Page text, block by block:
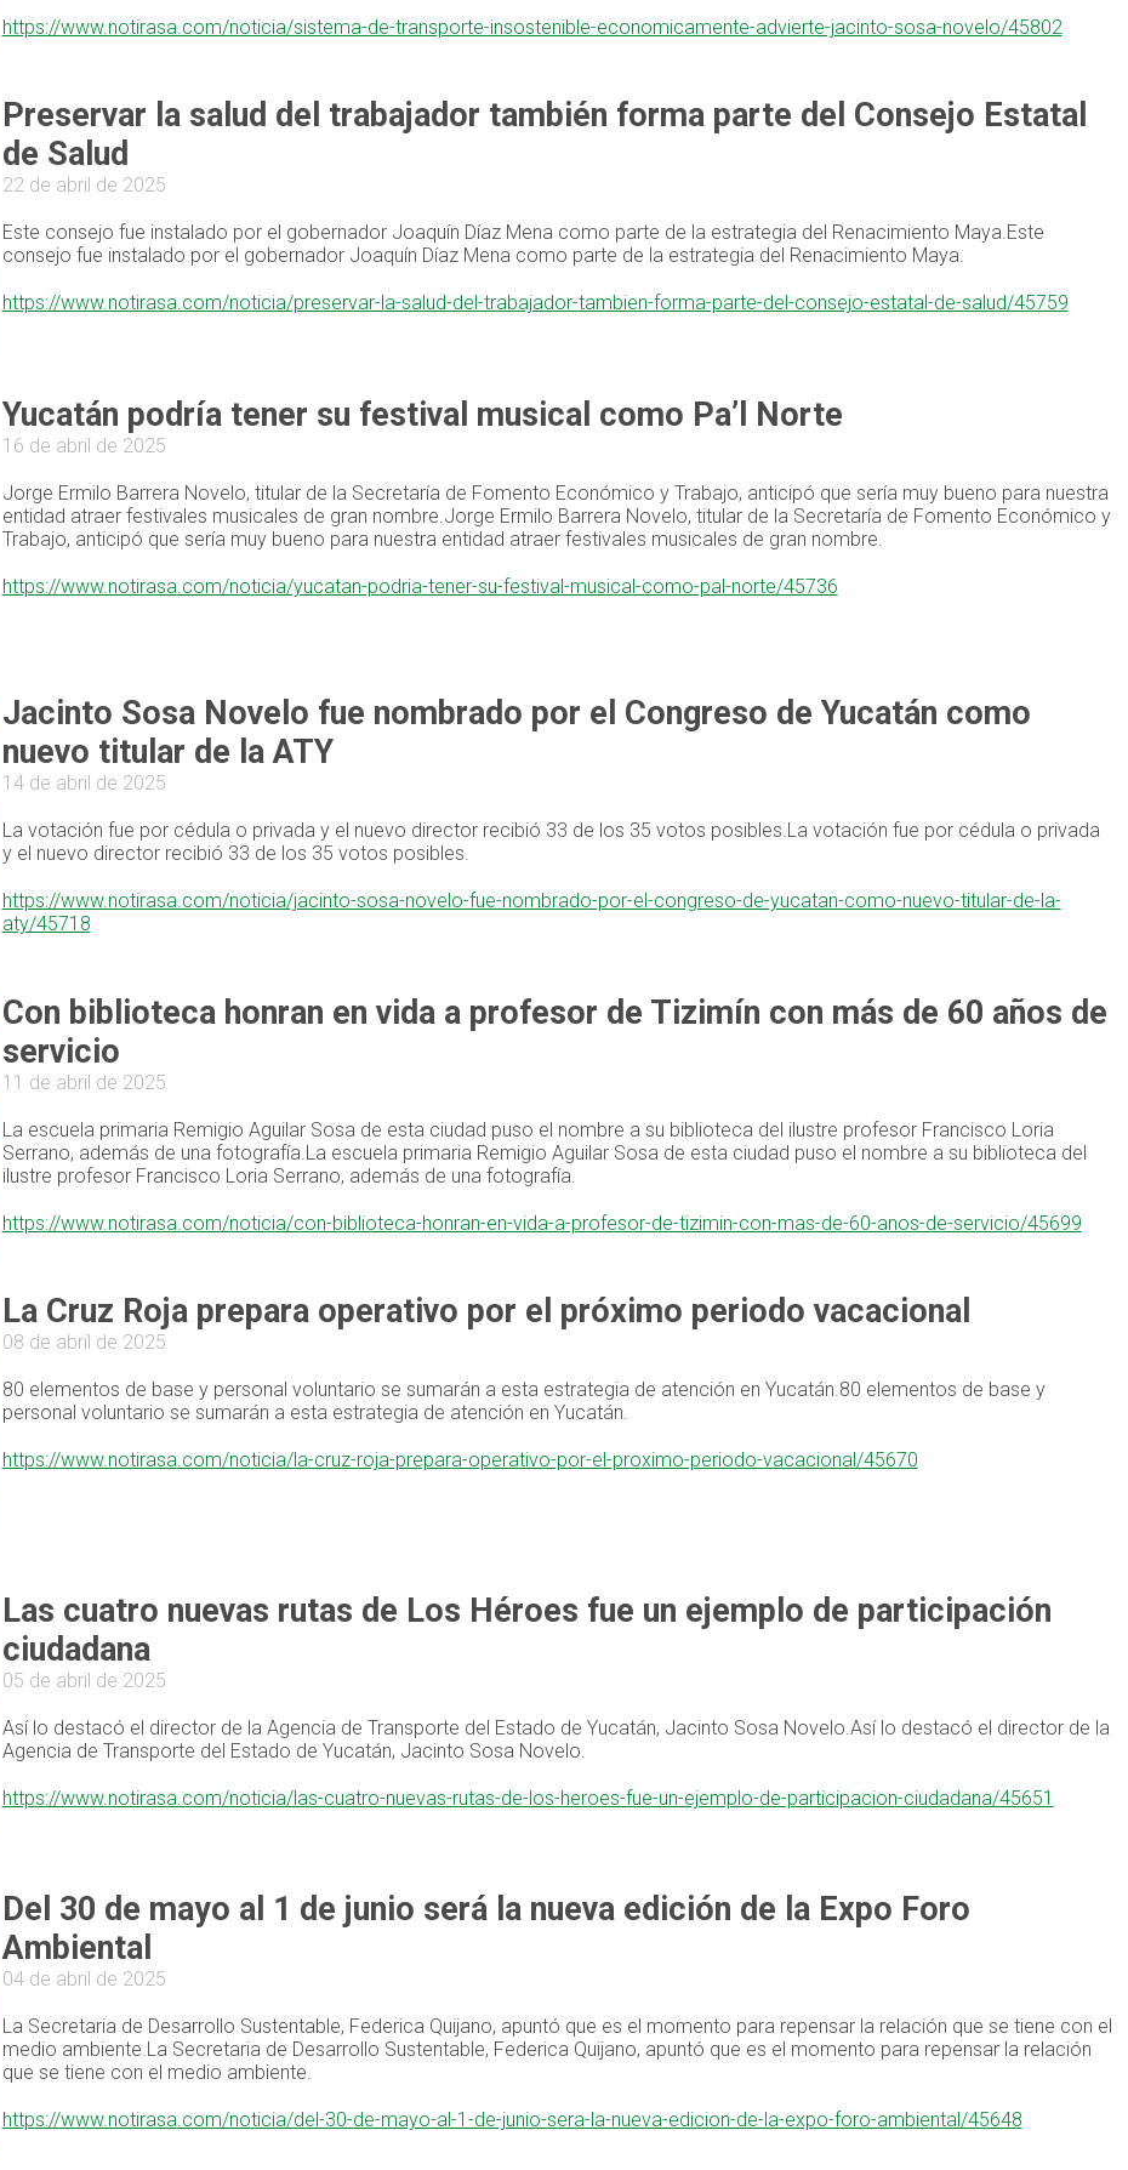
https://www.notirasa.com/noticia/sistema-de-transporte-insostenible-economicamente-advierte-jacinto-sosa-novelo/45802
Preservar la salud del trabajador también forma parte del Consejo Estatal
de Salud
22 de abril de 2025
Este consejo fue instalado por el gobernador Joaquín Díaz Mena como parte de la estrategia del Renacimiento Maya.Este
consejo fue instalado por el gobernador Joaquín Díaz Mena como parte de la estrategia del Renacimiento Maya.
https://www.notirasa.com/noticia/preservar-la-salud-del-trabajador-tambien-forma-parte-del-consejo-estatal-de-salud/45759
Yucatán podría tener su festival musical como Pa’l Norte
16 de abril de 2025
Jorge Ermilo Barrera Novelo, titular de la Secretaría de Fomento Económico y Trabajo, anticipó que sería muy bueno para nuestra
entidad atraer festivales musicales de gran nombre.Jorge Ermilo Barrera Novelo, titular de la Secretaría de Fomento Económico y
Trabajo, anticipó que sería muy bueno para nuestra entidad atraer festivales musicales de gran nombre.
https://www.notirasa.com/noticia/yucatan-podria-tener-su-festival-musical-como-pal-norte/45736
Jacinto Sosa Novelo fue nombrado por el Congreso de Yucatán como
nuevo titular de la ATY
14 de abril de 2025
La votación fue por cédula o privada y el nuevo director recibió 33 de los 35 votos posibles.La votación fue por cédula o privada
y el nuevo director recibió 33 de los 35 votos posibles.
https://www.notirasa.com/noticia/jacinto-sosa-novelo-fue-nombrado-por-el-congreso-de-yucatan-como-nuevo-titular-de-la-
aty/45718
Con biblioteca honran en vida a profesor de Tizimín con más de 60 años de
servicio
11 de abril de 2025
La escuela primaria Remigio Aguilar Sosa de esta ciudad puso el nombre a su biblioteca del ilustre profesor Francisco Loria
Serrano, además de una fotografía.La escuela primaria Remigio Aguilar Sosa de esta ciudad puso el nombre a su biblioteca del
ilustre profesor Francisco Loria Serrano, además de una fotografía.
https://www.notirasa.com/noticia/con-biblioteca-honran-en-vida-a-profesor-de-tizimin-con-mas-de-60-anos-de-servicio/45699
La Cruz Roja prepara operativo por el próximo periodo vacacional
08 de abril de 2025
80 elementos de base y personal voluntario se sumarán a esta estrategia de atención en Yucatán.80 elementos de base y
personal voluntario se sumarán a esta estrategia de atención en Yucatán.
https://www.notirasa.com/noticia/la-cruz-roja-prepara-operativo-por-el-proximo-periodo-vacacional/45670
Las cuatro nuevas rutas de Los Héroes fue un ejemplo de participación
ciudadana
05 de abril de 2025
Así lo destacó el director de la Agencia de Transporte del Estado de Yucatán, Jacinto Sosa Novelo.Así lo destacó el director de la
Agencia de Transporte del Estado de Yucatán, Jacinto Sosa Novelo.
https://www.notirasa.com/noticia/las-cuatro-nuevas-rutas-de-los-heroes-fue-un-ejemplo-de-participacion-ciudadana/45651
Del 30 de mayo al 1 de junio será la nueva edición de la Expo Foro
Ambiental
04 de abril de 2025
La Secretaria de Desarrollo Sustentable, Federica Quijano, apuntó que es el momento para repensar la relación que se tiene con el
medio ambiente.La Secretaria de Desarrollo Sustentable, Federica Quijano, apuntó que es el momento para repensar la relación
que se tiene con el medio ambiente.
https://www.notirasa.com/noticia/del-30-de-mayo-al-1-de-junio-sera-la-nueva-edicion-de-la-expo-foro-ambiental/45648